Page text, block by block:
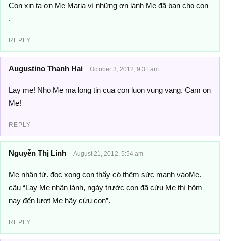
Con xin tạ ơn Mẹ Maria vì những ơn lành Mẹ đã ban cho con
.
REPLY
Augustino Thanh Hai October 3, 2012, 9:31 am
Lay me! Nho Me ma long tin cua con luon vung vang. Cam on
Me!
REPLY
Nguyễn Thị Linh August 21, 2012, 5:54 am
Mẹ nhân từ. đọc xong con thấy có thêm sức mạnh vàoMẹ.
câu “Lạy Mẹ nhân lành, ngày trước con đã cứu Mẹ thì hôm
nay đến lượt Mẹ hãy cứu con”.
REPLY